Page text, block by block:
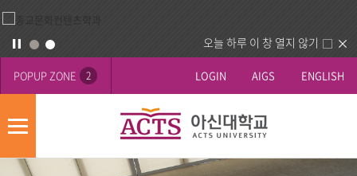
오늘 하루 이 창 열지 않기
POPUP ZONE 2 LOGIN AIGS ENGLISH
모
일